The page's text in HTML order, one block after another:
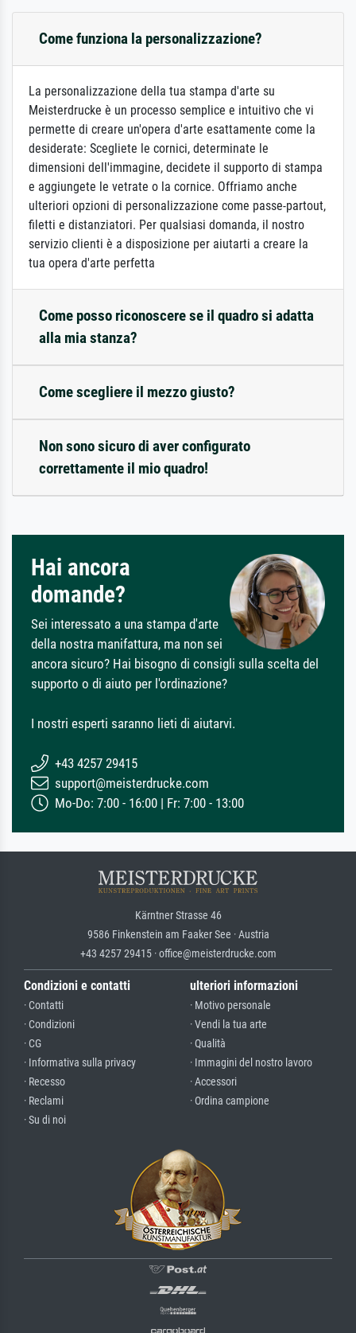
Come funziona la personalizzazione?
La personalizzazione della tua stampa d'arte su
Meisterdrucke è un processo semplice e intuitivo che vi
permette di creare un'opera d'arte esattamente come la
desiderate: Scegliete le cornici, determinate le
dimensioni dell'immagine, decidete il supporto di stampa
e aggiungete le vetrate o la cornice. Offriamo anche
ulteriori opzioni di personalizzazione come passe-partout,
filetti e distanziatori. Per qualsiasi domanda, il nostro
servizio clienti è a disposizione per aiutarti a creare la
tua opera d'arte perfetta
Come posso riconoscere se il quadro si adatta
alla mia stanza?
Come scegliere il mezzo giusto?
Non sono sicuro di aver configurato
correttamente il mio quadro!
Hai ancora
domande?
Sei interessato a una stampa d'arte
della nostra manifattura, ma non sei
ancora sicuro? Hai bisogno di consigli sulla scelta del
supporto o di aiuto per l'ordinazione?
I nostri esperti saranno lieti di aiutarvi.
+43 4257 29415
support@meisterdrucke.com
Mo-Do: 7:00 - 16:00 | Fr: 7:00 - 13:00
Kärntner Strasse 46
9586 Finkenstein am Faaker See · Austria
+43 4257 29415 · office@meisterdrucke.com
Condizioni e contatti
· Contatti
· Condizioni
· CG
· Informativa sulla privacy
· Recesso
· Reclami
· Su di noi
ulteriori informazioni
· Motivo personale
· Vendi la tua arte
· Qualità
· Immagini del nostro lavoro
· Accessori
· Ordina campione